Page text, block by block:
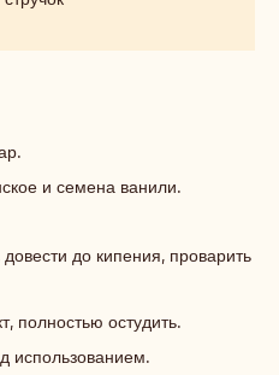
и семена ванили.
до кипения, проварить
полностью остудить.
использованием.